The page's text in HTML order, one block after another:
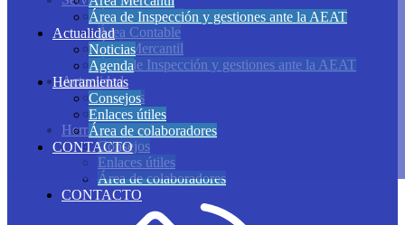
Área de Inspección y gestiones ante la AEAT
Actualidad
Noticias
Agenda
Herramientas
Consejos
Enlaces útiles
Área de colaboradores
CONTACTO
Área Tributaria
Área Contable
Área Mercantil
Área de Inspección y gestiones ante la AEAT
Actualidad
Noticias
Agenda
Herramientas
Consejos
Enlaces útiles
Área de colaboradores
CONTACTO